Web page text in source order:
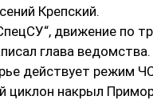
Крепский.
движение по
глава ведомства.
действует режим
циклон накрыл